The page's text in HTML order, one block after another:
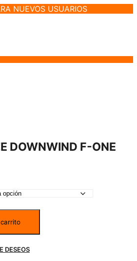
NUEVOS USUARIOS
DOWNWIND F-ONE
DESEOS